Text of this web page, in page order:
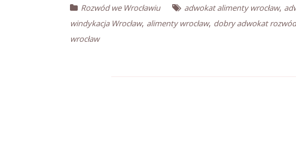
Rozwód we Wrocławiu adwokat alimenty wrocław,
windykacja Wrocław, alimenty wrocław, dobry adwokat
wrocław